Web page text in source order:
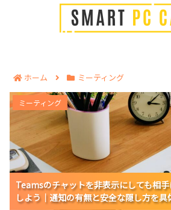
ホーム ミーティング
Teamsのチャットを非表示にしても
理しよう｜通知の有無と安全な隠し
Teamsのチャットを非表示にしても相
しよう｜通知の有無と安全な隠し方を具
Teamsのチャットを非表示にしても相
しよう｜通知の有無と安全な隠し方を具
Teamsのチャットを非表示にしても相
しよう｜通知の有無と安全な隠し方を具
ミーティング